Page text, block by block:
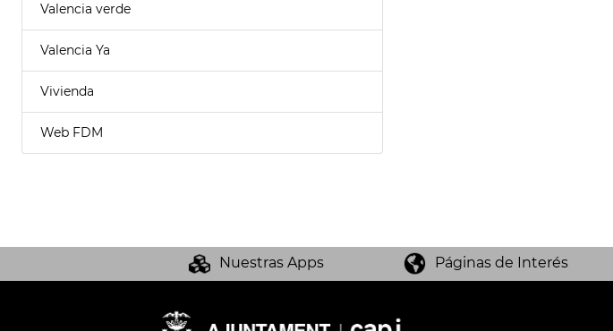
Valencia verde
Valencia Ya
Vivienda
Web FDM
Nuestras Apps Páginas de Interés